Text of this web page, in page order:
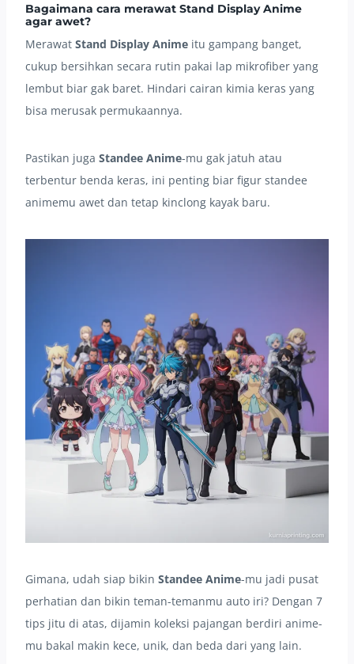
Bagaimana cara merawat Stand Display Anime
agar awet?
Merawat Stand Display Anime itu gampang banget,
cukup bersihkan secara rutin pakai lap mikrofiber yang
lembut biar gak baret. Hindari cairan kimia keras yang
bisa merusak permukaannya.
Pastikan juga Standee Anime-mu gak jatuh atau
terbentur benda keras, ini penting biar figur standee
animemu awet dan tetap kinclong kayak baru.
Gimana, udah siap bikin Standee Anime-mu jadi pusat
perhatian dan bikin teman-temanmu auto iri? Dengan 7
tips jitu di atas, dijamin koleksi pajangan berdiri anime-
mu bakal makin kece, unik, dan beda dari yang lain.